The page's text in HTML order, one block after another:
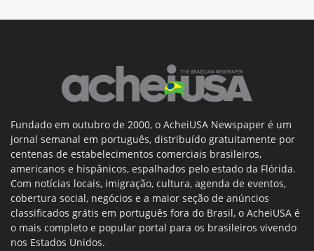
Fundado em outubro de 2000, o AcheiUSA Newspaper é um
jornal semanal em português, distribuído gratuitamente por
centenas de estabelecimentos comerciais brasileiros,
americanos e hispânicos, espalhados pelo estado da Flórida.
Com notícias locais, imigração, cultura, agenda de eventos,
cobertura social, negócios e a maior seção de anúncios
classificados grátis em português fora do Brasil, o AcheiUSA é
o mais completo e popular portal para os brasileiros vivendo
nos Estados Unidos.